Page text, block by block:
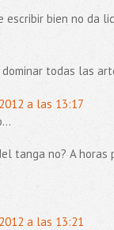
escribir bien no da
todas las
a las 13:17
tanga no? A horas
a las 13:21